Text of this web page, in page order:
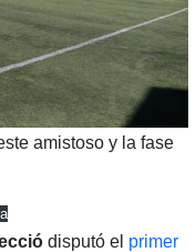
amistoso y la fase
disputó el primer